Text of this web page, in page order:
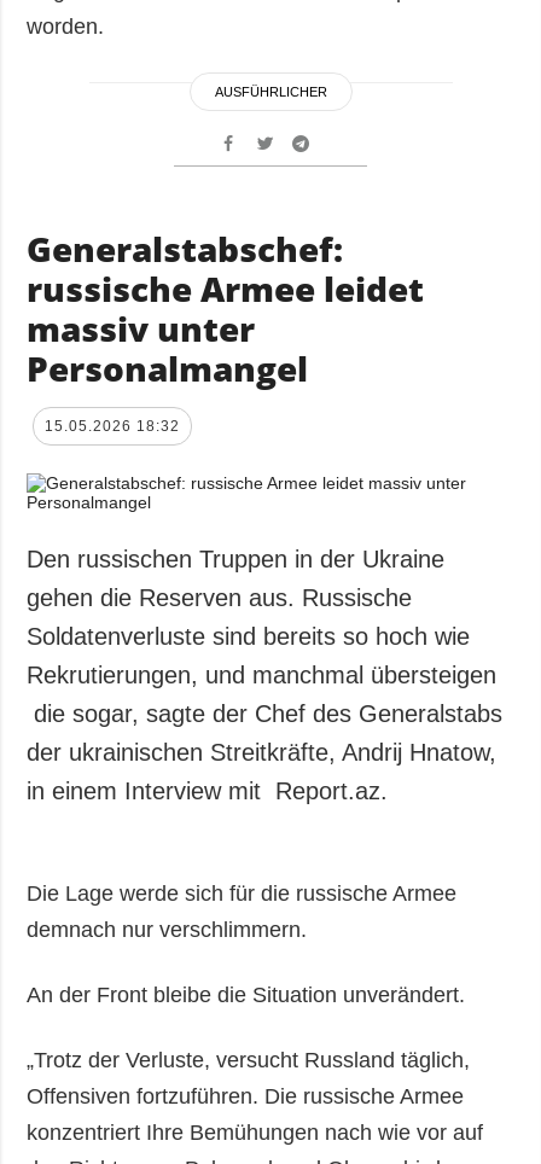
worden.
AUSFÜHRLICHER
Generalstabschef:
russische Armee leidet
massiv unter
Personalmangel
15.05.2026 18:32
Den russischen Truppen in der Ukraine
gehen die Reserven aus. Russische
Soldatenverluste sind bereits so hoch wie
Rekrutierungen, und manchmal übersteigen
die sogar, sagte der Chef des Generalstabs
der ukrainischen Streitkräfte, Andrij Hnatow,
in einem Interview mit Report.az.
Die Lage werde sich für die russische Armee
demnach nur verschlimmern.
An der Front bleibe die Situation unverändert.
„Trotz der Verluste, versucht Russland täglich,
Offensiven fortzuführen. Die russische Armee
konzentriert Ihre Bemühungen nach wie vor auf